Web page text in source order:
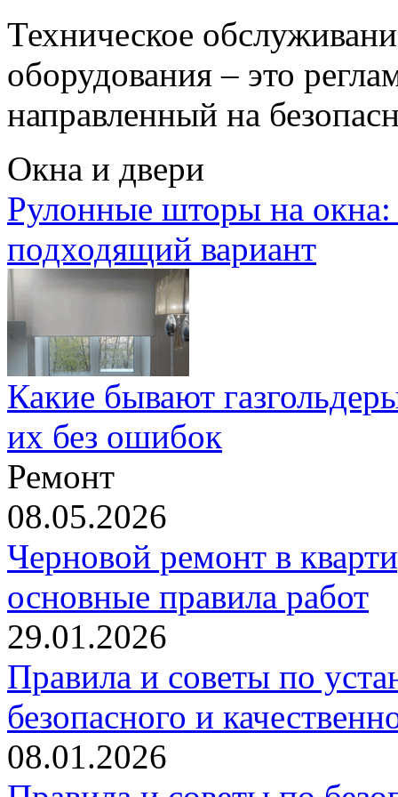
Техническое
оборудования – это
направленный на
Окна и двери
Рулонные шторы на
подходящий вариант
Какие бывают
их без ошибок
Ремонт
08.05.2026
Черновой ремонт в
основные правила работ
29.01.2026
Правила и советы по
безопасного и
08.01.2026